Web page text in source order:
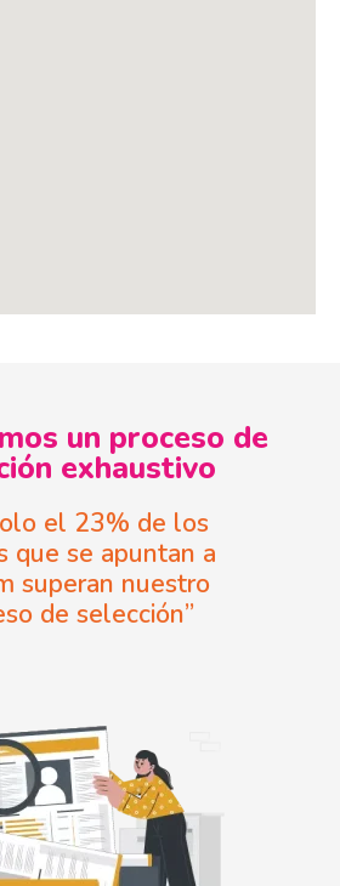
un proceso de
exhaustivo
el 23% de los
que se apuntan a
superan nuestro
de selección”